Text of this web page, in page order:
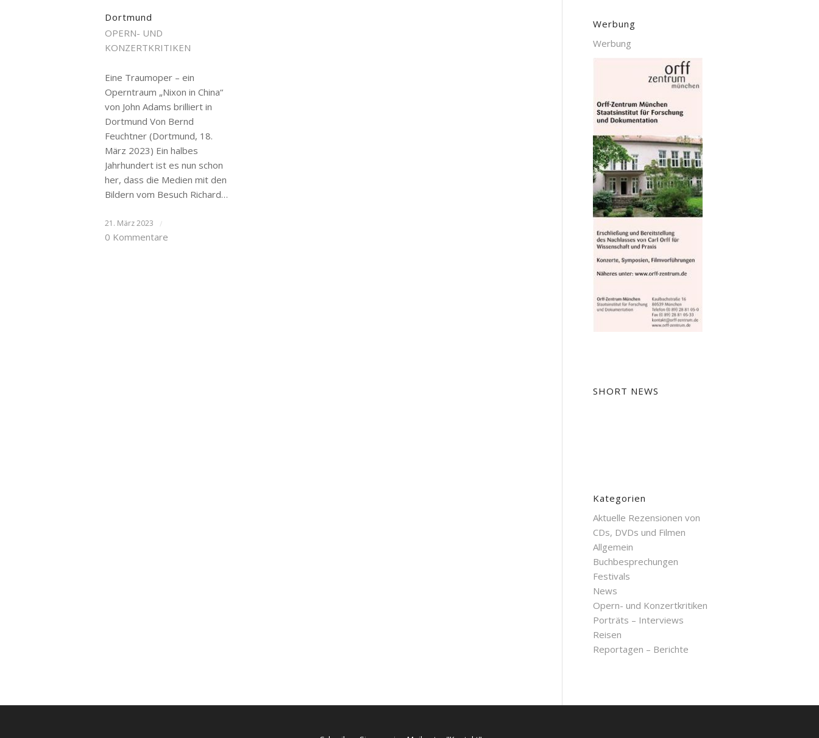
Dortmund
OPERN- UND
KONZERTKRITIKEN
Eine Traumoper – ein
Operntraum „Nixon in China“
von John Adams brilliert in
Dortmund Von Bernd
Feuchtner (Dortmund, 18.
März 2023) Ein halbes
Jahrhundert ist es nun schon
her, dass die Medien mit den
Bildern vom Besuch Richard…
21. März 2023 /
0 Kommentare
Werbung
Werbung
SHORT NEWS
Kategorien
Aktuelle Rezensionen von
CDs, DVDs und Filmen
Allgemein
Buchbesprechungen
Festivals
News
Opern- und Konzertkritiken
Porträts – Interviews
Reisen
Reportagen – Berichte